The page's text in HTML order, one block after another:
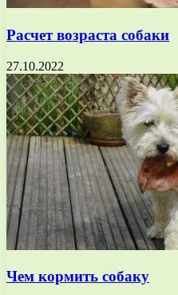
Расчет возраста собаки
27.10.2022
Чем кормить собаку